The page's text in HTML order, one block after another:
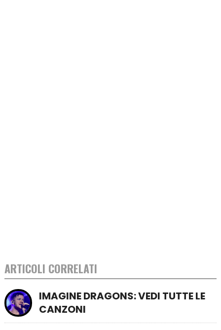
ARTICOLI CORRELATI
IMAGINE DRAGONS: VEDI TUTTE LE
CANZONI